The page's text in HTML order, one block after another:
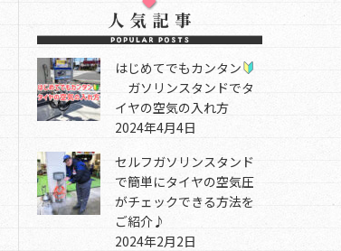
はじめてでもカンタン
ガソリンスタンドでタ
イヤの空気の入れ方
2024年4月4日
セルフガソリンスタンド
で簡単にタイヤの空気圧
がチェックできる方法を
ご紹介♪
2024年2月2日